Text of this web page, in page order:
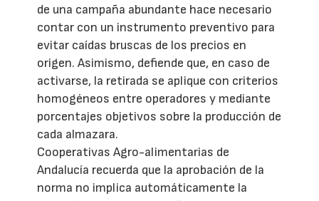
de una campaña abundante hace necesario
contar con un instrumento preventivo para
evitar caídas bruscas de los precios en
origen. Asimismo, defiende que, en caso de
activarse, la retirada se aplique con criterios
homogéneos entre operadores y mediante
porcentajes objetivos sobre la producción de
cada almazara.
Cooperativas Agro-alimentarias de
Andalucía recuerda que la aprobación de la
norma no implica automáticamente la